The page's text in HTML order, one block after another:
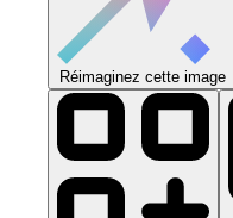
Réimaginez cette image